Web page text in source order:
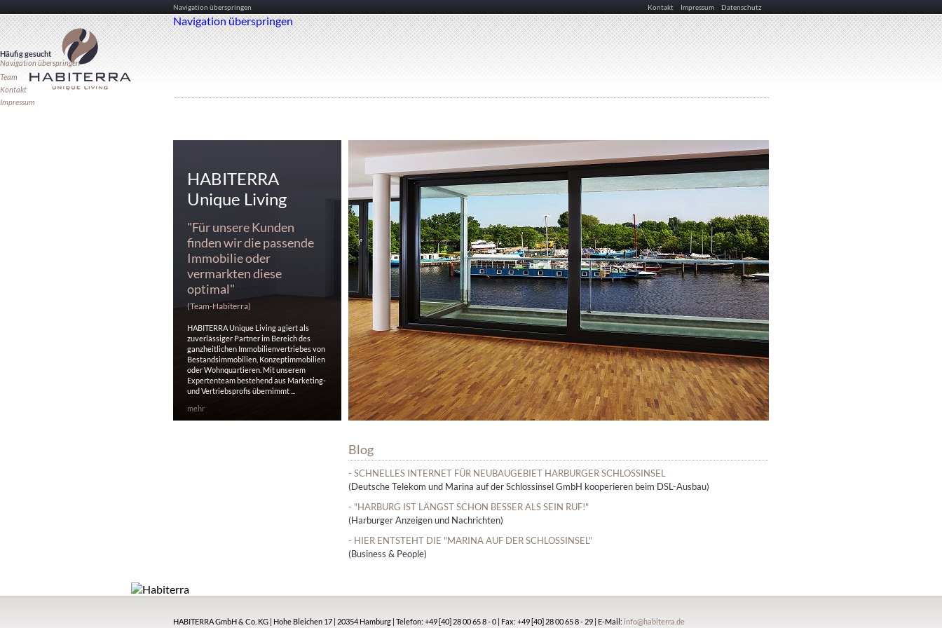
Navigation überspringen Kontakt Impressum Datenschutz
Navigation überspringen
Häufig gesucht
Navigation überspringen
Team
Kontakt
Impressum
HABITERRA
Unique Living
"Für unsere Kunden
finden wir die passende
Immobilie oder
vermarkten diese
optimal"
(Team-Habiterra)
HABITERRA Unique Living agiert als
zuverlässiger Partner im Bereich des
ganzheitlichen Immobilienvertriebes von
Bestandsimmobilien, Konzeptimmobilien
oder Wohnquartieren. Mit unserem
Expertenteam bestehend aus Marketing-
und Vertriebsprofis übernimmt ...
mehr
Blog
- SCHNELLES INTERNET FÜR NEUBAUGEBIET HARBURGER SCHLOSSINSEL
(Deutsche Telekom und Marina auf der Schlossinsel GmbH kooperieren beim DSL-Ausbau)
- "HARBURG IST LÄNGST SCHON BESSER ALS SEIN RUF!"
(Harburger Anzeigen und Nachrichten)
- HIER ENTSTEHT DIE "MARINA AUF DER SCHLOSSINSEL"
(Business & People)
HABITERRA GmbH & Co. KG | Hohe Bleichen 17 | 20354 Hamburg | Telefon: +49 [40] 28 00 65 8 - 0 | Fax: +49 [40] 28 00 65 8 - 29 | E-Mail: info@habiterra.de